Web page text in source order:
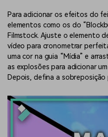
Para adicionar os efeitos do
elementos como os do
Filmstock. Ajuste o elemento
vídeo para cronometrar
uma cor na guia “Mídia” e
as explosões para adicionar
Depois, defina a